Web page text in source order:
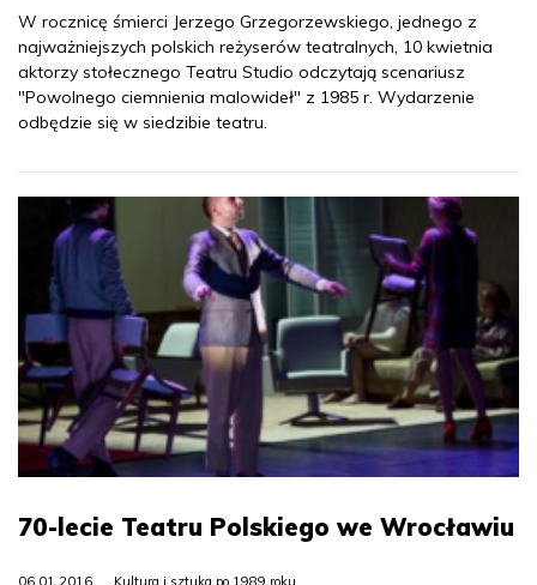
W rocznicę śmierci Jerzego Grzegorzewskiego, jednego z
najważniejszych polskich reżyserów teatralnych, 10 kwietnia
aktorzy stołecznego Teatru Studio odczytają scenariusz
"Powolnego ciemnienia malowideł" z 1985 r. Wydarzenie
odbędzie się w siedzibie teatru.
70-lecie Teatru Polskiego we Wrocławiu
06.01.2016 Kultura i sztuka po 1989 roku